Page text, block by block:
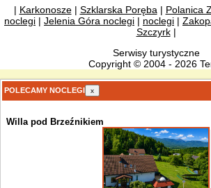
| Karkonosze| Szklarska Poręba| Polanica
noclegi | Jelenia Góra noclegi | noclegi |
Szczyrk|
Serwisy turystyczne
Copyright © 2004 - 2026
POLECAMY NOCLEGI x
Willa pod Brzeźnikiem